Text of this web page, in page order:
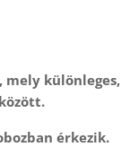
mely különleges,
érkezik.